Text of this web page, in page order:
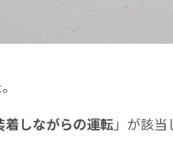
着しながらの運転」が該当